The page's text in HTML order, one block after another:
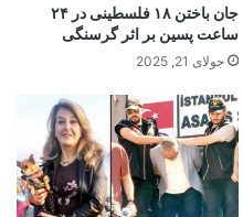
جان باختن ۱۸ فلسطینی در ۲۴
ساعت پسین بر اثر گرسنگی
جولای 21, 2025